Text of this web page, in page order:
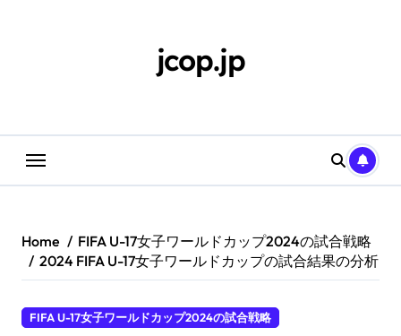
jcop.jp
Home
FIFA U-17女子ワールドカップ2024の試合戦略
2024 FIFA U-17女子ワールドカップの試合結果の分析
FIFA U-17女子ワールドカップ2024の試合戦略